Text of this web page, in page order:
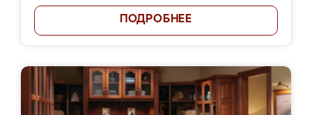
ПОДРОБНЕЕ